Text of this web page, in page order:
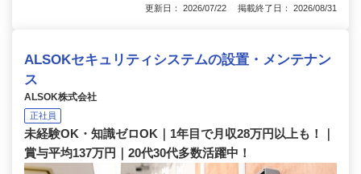
更新日： 2026/07/22 掲載終了日： 2026/08/31
ALSOKセキュリティシステムの設置・メンテナン
ス
ALSOK株式会社
正社員
未経験OK・知識ゼロOK｜1年目で月収28万円以上も！｜
賞与平均137万円｜20代30代多数活躍中！